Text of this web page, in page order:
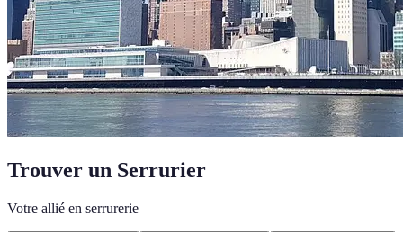
Trouver un Serrurier
Votre allié en serrurerie